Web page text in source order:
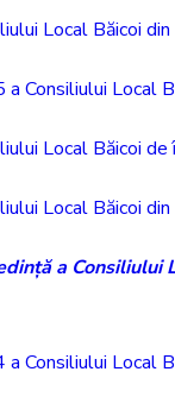
Local Băicoi
Consiliului Local
Local Băicoi
Local Băicoi
a
Consiliului Local